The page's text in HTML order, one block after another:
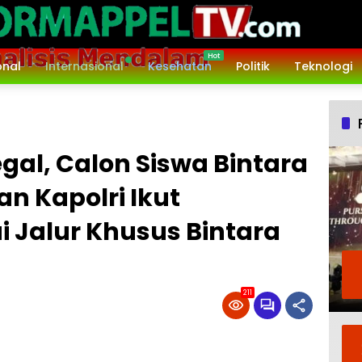
Internasional Kesehatan Politik Teknologi
Calon Siswa Bintara
Kapolri Ikut
Jalur Khusus Bintara
211